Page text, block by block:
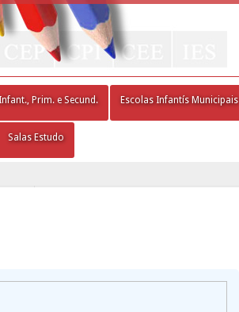
Infant., Prim. e Secund. Escolas Infantís Municipais
Salas Estudo